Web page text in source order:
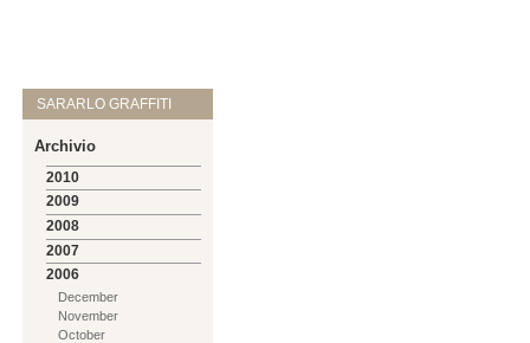
SARARLO GRAFFITI
Archivio
2010
2009
2008
2007
2006
December
November
October